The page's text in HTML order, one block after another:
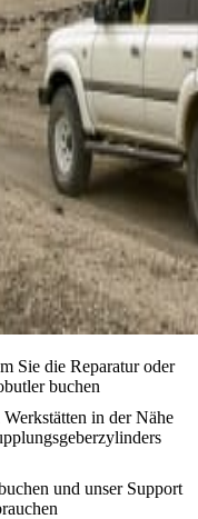
Sie die Reparatur oder
buchen
in der Nähe
und unser Support